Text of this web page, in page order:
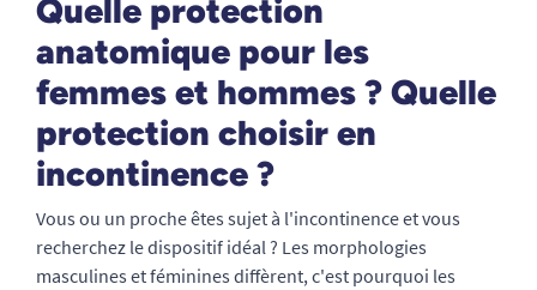
Quelle protection
anatomique pour les
femmes et hommes ? Quelle
protection choisir en
incontinence ?
Vous ou un proche êtes sujet à l'incontinence et vous
recherchez le dispositif idéal ? Les morphologies
masculines et féminines diffèrent, c'est pourquoi les